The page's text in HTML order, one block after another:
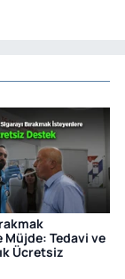
Tedavi ve
Ücretsiz